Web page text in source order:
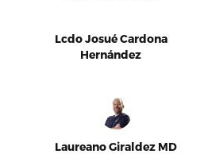
Lcdo Josué Cardona
Hernández
Laureano Giraldez MD